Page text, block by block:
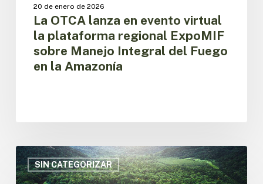
Amazonía
20 de enero de 2026
La OTCA lanza en evento virtual
la plataforma regional ExpoMIF
sobre Manejo Integral del Fuego
en la Amazonía
SIN CATEGORIZAR
Sistematización
de
los